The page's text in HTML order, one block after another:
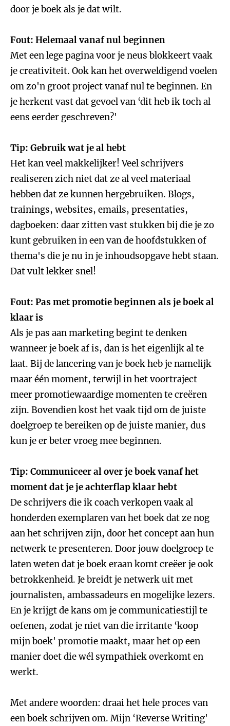
door je boek als je dat wilt.
Fout: Helemaal vanaf nul beginnen
Met een lege pagina voor je neus blokkeert vaak
je creativiteit. Ook kan het overweldigend voelen
om zo'n groot project vanaf nul te beginnen. En
je herkent vast dat gevoel van ‘dit heb ik toch al
eens eerder geschreven?'
Tip: Gebruik wat je al hebt
Het kan veel makkelijker! Veel schrijvers
realiseren zich niet dat ze al veel materiaal
hebben dat ze kunnen hergebruiken. Blogs,
trainings, websites, emails, presentaties,
dagboeken: daar zitten vast stukken bij die je zo
kunt gebruiken in een van de hoofdstukken of
thema's die je nu in je inhoudsopgave hebt staan.
Dat vult lekker snel!
Fout: Pas met promotie beginnen als je boek al
klaar is
Als je pas aan marketing begint te denken
wanneer je boek af is, dan is het eigenlijk al te
laat. Bij de lancering van je boek heb je namelijk
maar één moment, terwijl in het voortraject
meer promotiewaardige momenten te creëren
zijn. Bovendien kost het vaak tijd om de juiste
doelgroep te bereiken op de juiste manier, dus
kun je er beter vroeg mee beginnen.
Tip: Communiceer al over je boek vanaf het
moment dat je je achterflap klaar hebt
De schrijvers die ik coach verkopen vaak al
honderden exemplaren van het boek dat ze nog
aan het schrijven zijn, door het concept aan hun
netwerk te presenteren. Door jouw doelgroep te
laten weten dat je boek eraan komt creëer je ook
betrokkenheid. Je breidt je netwerk uit met
journalisten, ambassadeurs en mogelijke lezers.
En je krijgt de kans om je communicatiestijl te
oefenen, zodat je niet van die irritante ‘koop
mijn boek' promotie maakt, maar het op een
manier doet die wél sympathiek overkomt en
werkt.
Met andere woorden: draai het hele proces van
een boek schrijven om. Mijn ‘Reverse Writing'